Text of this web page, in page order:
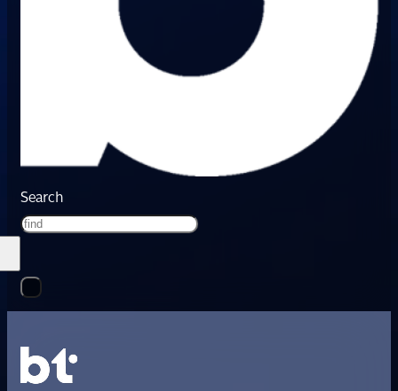
Search